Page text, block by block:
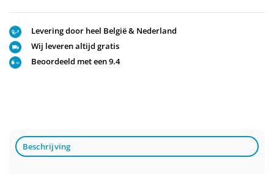
Levering door heel België & Nederland
Wij leveren altijd gratis
Beoordeeld met een 9.4
Beschrijving